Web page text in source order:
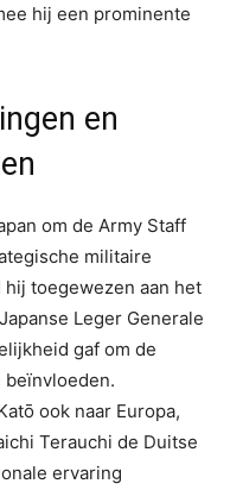
hij een prominente
en
om de Army Staff
militaire
toegewezen aan het
Leger Generale
gaf om de
beïnvloeden.
ook naar Europa,
Terauchi de Duitse
ervaring